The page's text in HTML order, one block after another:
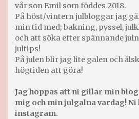
vår son Emil som föddes 2018.
På höst/vintern julbloggar jag
min tid med; bakning, pyssel,
och att söka efter spännande
jultips!
På julen blir jag lite galen och
högtiden att göra!
Jag hoppas att ni gillar min
mig och min julgalna vardag!
instagram.